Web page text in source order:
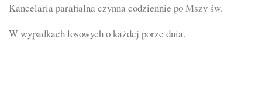
Kancelaria parafialna czynna codziennie po Mszy św.
W wypadkach losowych o każdej porze dnia.